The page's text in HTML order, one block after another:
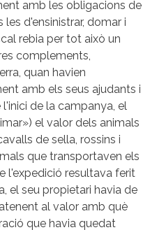
amb les obligacions de
les d'ensinistrar, domar i
rebia per tot això un
complements,
quan havien
amb els seus ajudants i
de la campanya, el
el valor dels animals
de sella, rossins i
que transportaven els
l'expedició resultava ferit
el seu propietari havia de
al valor amb què
que havia quedat